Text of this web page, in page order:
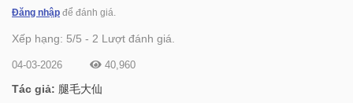
Đăng nhập để đánh giá.
Xếp hạng: 5/5 - 2 Lượt đánh giá.
04-03-2026 40,960
Tác giả: 腿毛大仙